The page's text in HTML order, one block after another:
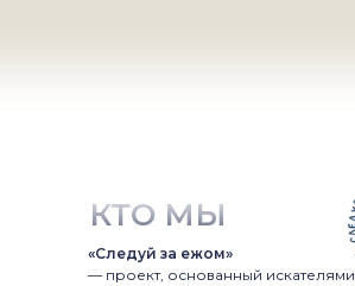
КТО МЫ
«Следуй за ежом»
— проект, основанный искателями